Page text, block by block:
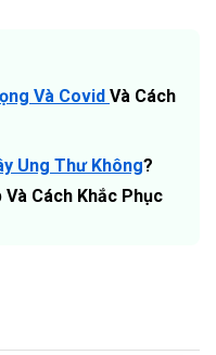
Và Covid Và Cách
Ung Thư Không?
Cách Khắc Phục